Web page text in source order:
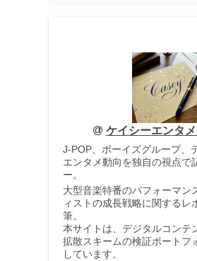
ケイシーエンタ
J-POP、ボーイズグループ、
エンタメ動向を独自の視点で
ー。
大型音楽特番のパフォーマン
ィストの成長戦略に関するレ
筆。
本サイトは、デジタルコンテ
拡散スキームの検証ポートフ
しています。